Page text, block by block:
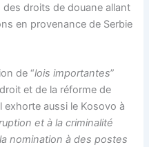
droits de douane allant
en provenance de Serbie
de “lois importantes”
et de la réforme de
exhorte aussi le Kosovo à
et à la criminalité
la nomination à des postes